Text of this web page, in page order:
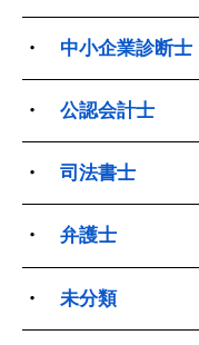
中小企業診断士
公認会計士
司法書士
弁護士
未分類